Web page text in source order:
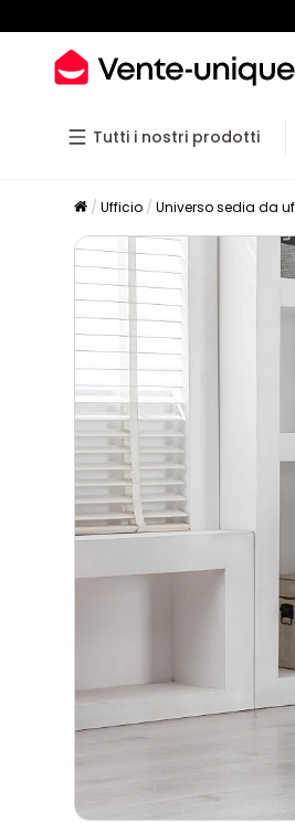
Tutti i nostri prodotti
Ufficio Universo sedia da